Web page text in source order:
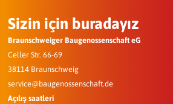
Sizin için buradayız
Braunschweiger Baugenossenschaft eG
Celler Str. 66-69
38114 Braunschweig
service@baugenossenschaft.de
Açılış saatleri